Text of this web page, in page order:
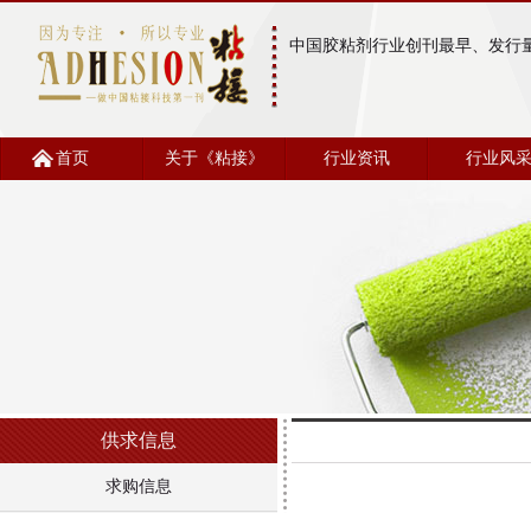
中国胶粘剂行业创刊最早、发行
首页 关于《粘接》 行业资讯 行业风采
供求信息
求购信息